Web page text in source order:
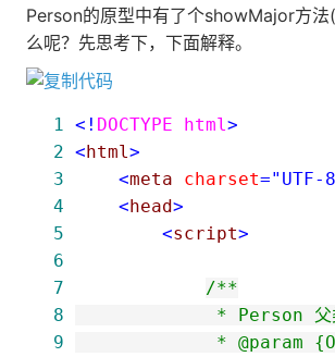
Person的原型中有了个showMajor方
么呢？先思考下，下面解释。
1 <! DOCTYPE html >
2 <html >
3
<meta charset="UTF-
4
<head>
5
<script>
6
7
/*
8
9